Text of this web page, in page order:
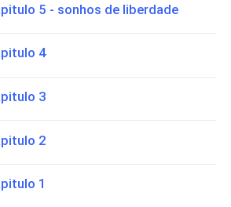
5 - sonhos de liberdade
4
3
2
1